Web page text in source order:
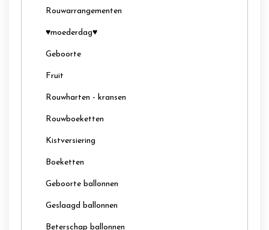
Rouwarrangementen
♥moederdag♥
Geboorte
Fruit
Rouwharten - kransen
Rouwboeketten
Kistversiering
Boeketten
Geboorte ballonnen
Geslaagd ballonnen
Beterschap ballonnen